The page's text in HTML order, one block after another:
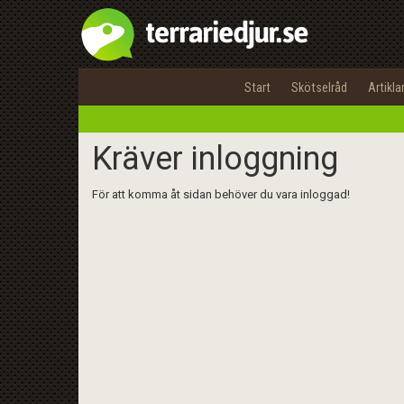
Start Skötselråd Artiklar
Kräver inloggning
För att komma åt sidan behöver du vara inloggad!